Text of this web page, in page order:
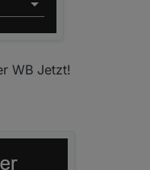
WB Jetzt!